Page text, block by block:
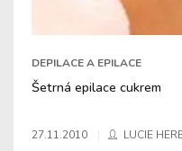
DEPILACE A EPILACE
Šetrná epilace cukrem
27.11.2010 LUCIE